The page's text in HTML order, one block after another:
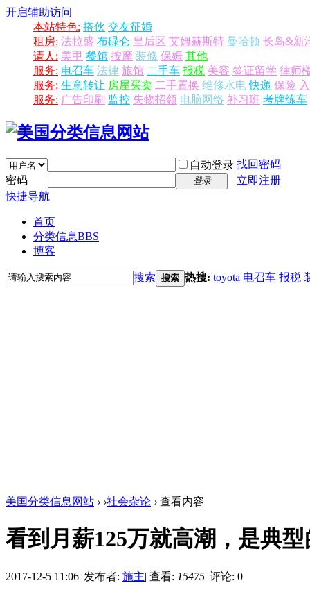
开启辅助访问
本站特色: 搭伙 交友征婚
租房: 法拉盛 布碌仑 皇后区 艾姆赫斯特 曼哈顿 长岛&新
请人: 美甲 餐馆 按摩 装修 保姆 其他
服务: 电召车 法律 旅馆 二手车 报税 美容 签证留学 律师
服务: 生意转让 房屋买卖 二手置换 维修水电 快递 保险
服务: 广告印刷 监控 失物招领 电脑网络 补习班 考牌练车
自动登录 找回密码
密码
登录
立即注册
快捷导航
首页
分类信息BBS
博客
搜索 搜索 热搜: toyota 电召车 报税
美国分类信息网站 › ›社会杂论 › 查看内容
看到月薪125万就高潮，是典
2017-12-5 11:06| 发布者: 施主| 查看: 15475| 评论: 0